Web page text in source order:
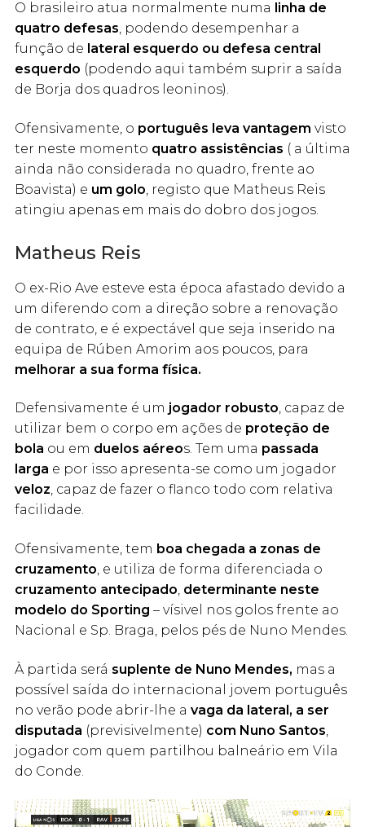
O brasileiro atua normalmente numa linha de
quatro defesas, podendo desempenhar a
função de lateral esquerdo ou defesa central
esquerdo (podendo aqui também suprir a saída
de Borja dos quadros leoninos).
Ofensivamente, o português leva vantagem visto
ter neste momento quatro assistências ( a última
ainda não considerada no quadro, frente ao
Boavista) e um golo , registo que Matheus Reis
atingiu apenas em mais do dobro dos jogos.
Matheus Reis
O ex-Rio Ave esteve esta época afastado devido a
um diferendo com a direção sobre a renovação
de contrato, e é expectável que seja inserido na
equipa de Rúben Amorim aos poucos, para
melhorar a sua forma física.
Defensivamente é um jogador robusto, capaz de
utilizar bem o corpo em ações de proteção de
bola ou em duelos aéreos. Tem uma passada
larga e por isso apresenta-se como um jogador
veloz, capaz de fazer o flanco todo com relativa
facilidade.
Ofensivamente, tem boa chegada a zonas de
cruzamento, e utiliza de forma diferenciada o
cruzamento antecipado, determinante neste
modelo do Sporting – vísivel nos golos frente ao
Nacional e Sp. Braga, pelos pés de Nuno Mendes.
À partida será suplente de Nuno Mendes, mas a
possível saída do internacional jovem português
no verão pode abrir-lhe a vaga da lateral, a ser
disputada (previsivelmente) com Nuno Santos
jogador com quem partilhou balneário em Vila
do Conde.